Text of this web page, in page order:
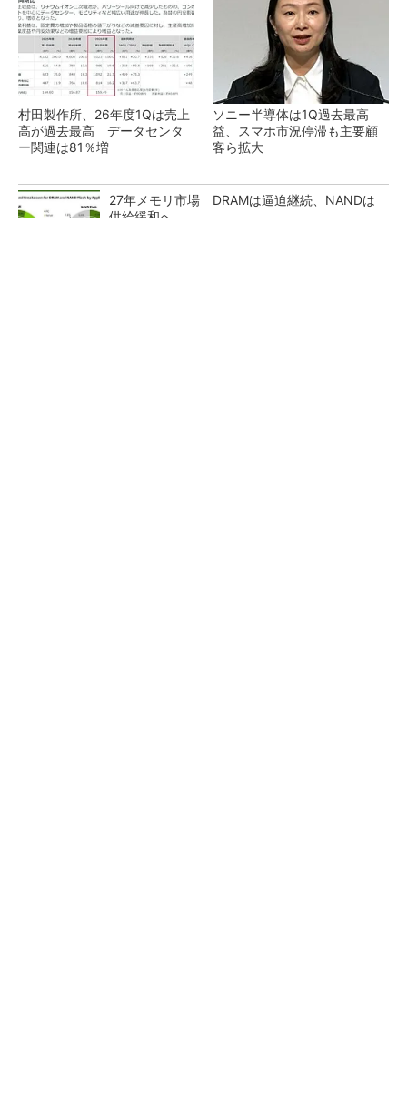
村田製作所、26年度1Qは売上
高が過去最高 データセンタ
ー関連は81％増
ソニー半導体は1Q過去最高
益、スマホ市況停滞も主要顧
客ら拡大
27年メモリ市場 DRAMは逼迫継続、NANDは
供給緩和へ